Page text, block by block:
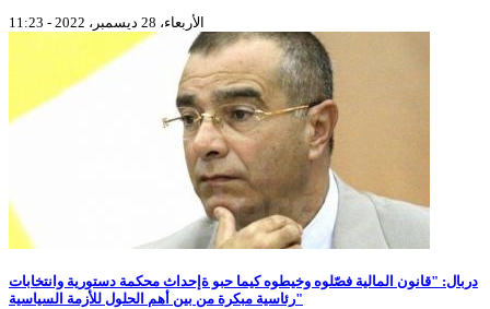
الأربعاء، 28 ديسمبر، 2022 - 11:23
دربال: "قانون المالية فصّلوه وخيطوه كيما حبو ةإحداث محكمة دستورية وانتخابات
رئاسية مبكرة من بين أهم الحلول للأزمة السياسية"